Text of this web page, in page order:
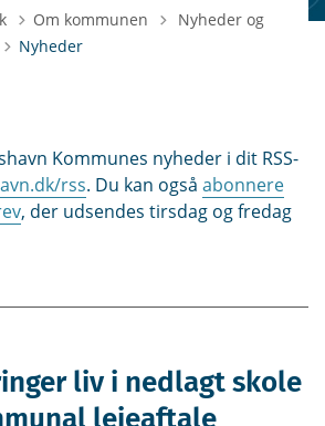
Om kommunen Tilbage til
Nyheder og
Nyheder
Kommunes nyheder i dit RSS-
rss. Du kan også abonnere
, der udsendes tirsdag og fredag
liv i nedlagt skole